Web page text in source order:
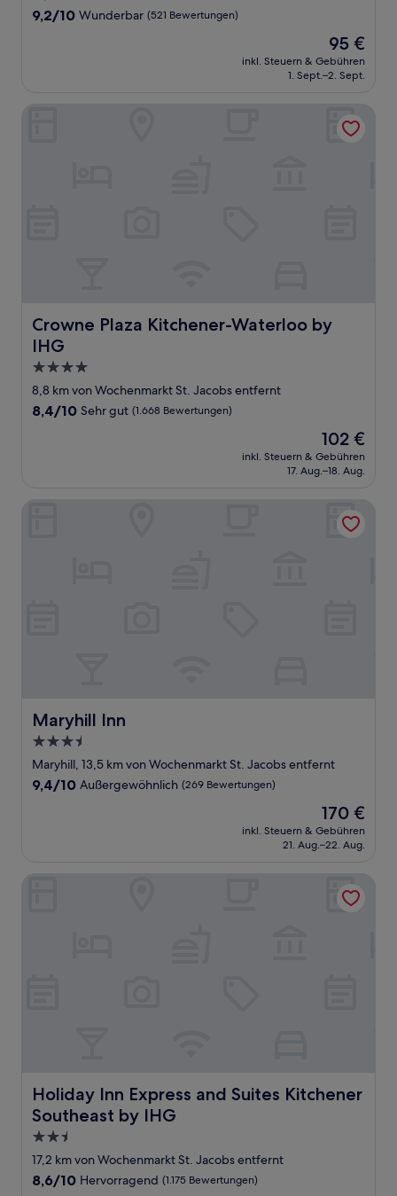
Unterkunft
9.2
9,2/10 Wunderbar (521 Bewertungen)
Der
Preis
beträgt
95 €
inkl. Steuern & Gebühren
1. Sept.–2. Sept.
Crowne Plaza Kitchener-Waterloo by
IHG
Crowne Plaza Kitchener-Waterloo by IHG
4.0-
Sterne-
Unterkunft
8,8 km von Wochenmarkt St. Jacobs entfernt
8.4
Bewertungen)
8,4/10 Sehr gut (1.668 Bewertungen)
Der
Preis
beträgt
102 €
inkl. Steuern & Gebühren
17. Aug.–18. Aug.
Maryhill Inn
Maryhill Inn
3.5-
Sterne-
Unterkunft
Maryhill, 13,5 km von Wochenmarkt St. Jacobs entfernt
9.4
9,4/10 Außergewöhnlich (269 Bewertungen)
Der
Preis
beträgt
170 €
inkl. Steuern & Gebühren
21. Aug.–22. Aug.
Holiday Inn Express and Suites Kitchener
Southeast by IHG
Holiday Inn Express and Suites Kitchener Southeast by
2.5-
Sterne-
Unterkunft
17,2 km von Wochenmarkt St. Jacobs entfernt
8.6
8,6/10 Hervorragend (1.175 Bewertungen)
Holiday Inn Express and Suites Kitchener Southeast by